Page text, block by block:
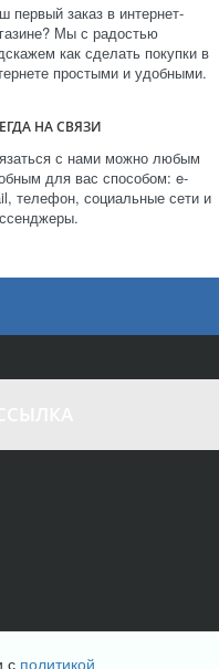
первый заказ в интернет-
Мы с радостью
как сделать покупки в
простыми и удобными.
НА СВЯЗИ
с нами можно любым
для вас способом: e-
телефон, социальные сети и
с политикой